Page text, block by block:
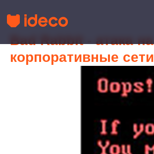
Bad Rabbit - атака на
корпоративные сети